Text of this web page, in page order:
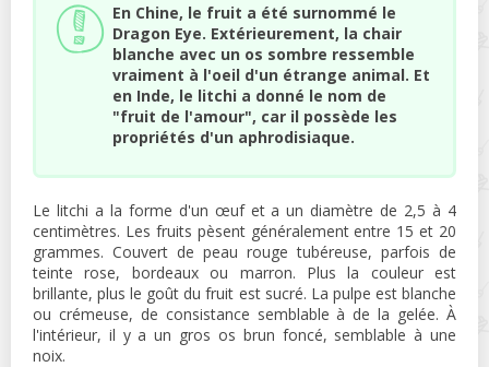
En Chine, le fruit a été surnommé le
Dragon Eye. Extérieurement, la chair
blanche avec un os sombre ressemble
vraiment à l'oeil d'un étrange animal. Et
en Inde, le litchi a donné le nom de
"fruit de l'amour", car il possède les
propriétés d'un aphrodisiaque.
Le litchi a la forme d'un œuf et a un diamètre de 2,5 à 4
centimètres. Les fruits pèsent généralement entre 15 et 20
grammes. Couvert de peau rouge tubéreuse, parfois de
teinte rose, bordeaux ou marron. Plus la couleur est
brillante, plus le goût du fruit est sucré. La pulpe est blanche
ou crémeuse, de consistance semblable à de la gelée. À
l'intérieur, il y a un gros os brun foncé, semblable à une
noix.